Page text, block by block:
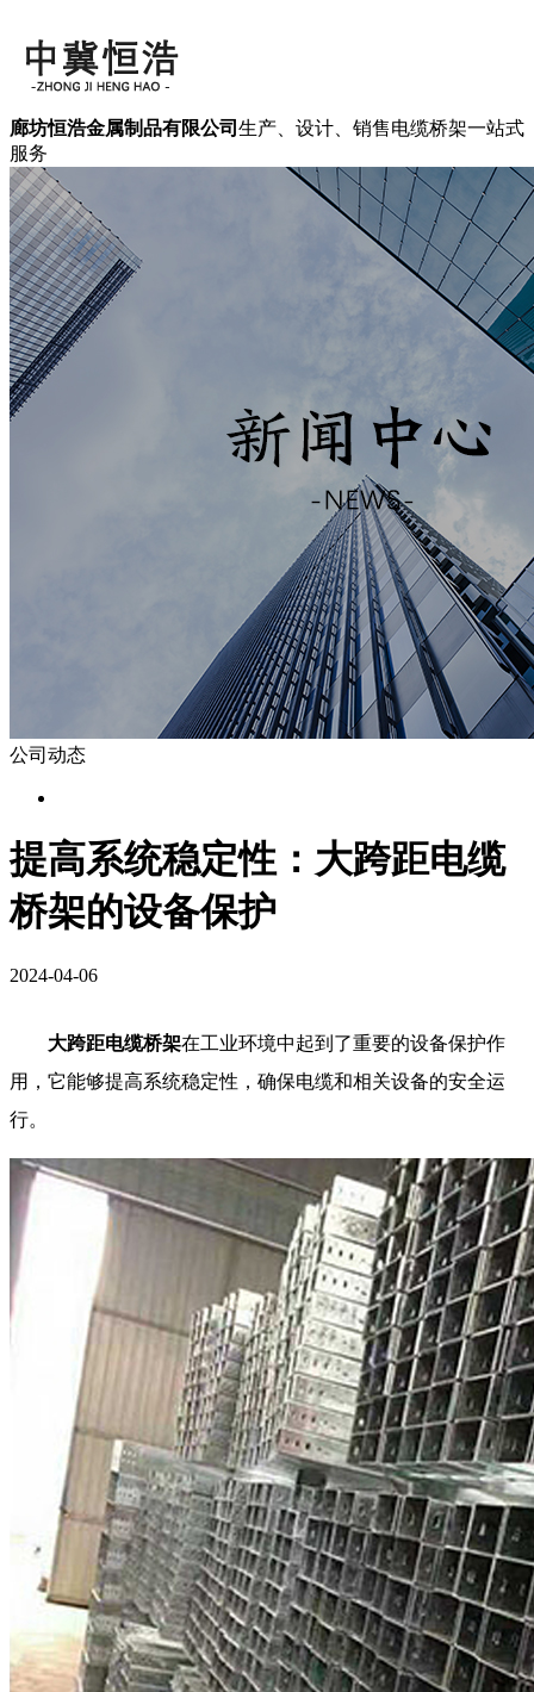
廊坊恒浩金属制品有限公司 生产、设计、销售电缆桥架一站式
服务
公司动态
提高系统稳定性：大跨距电缆
桥架的设备保护
2024-04-06
大跨距电缆桥架在工业环境中起到了重要的设备保护作
用，它能够提高系统稳定性，确保电缆和相关设备的安全运
行。